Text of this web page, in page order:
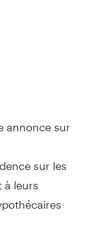
annonce sur
sur les
leurs